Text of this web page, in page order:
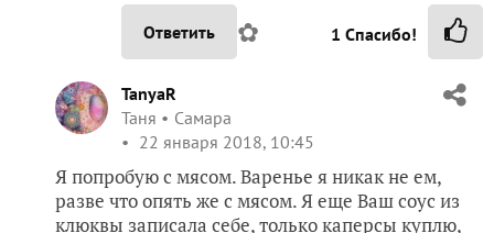
Ответить ✿ 1 Спасибо!
TanyaR
Таня
Самара
22 января 2018, 10:45
Я попробую с мясом. Варенье я никак не ем,
разве что опять же с мясом. Я еще Ваш соус из
клюквы записала себе, только каперсы куплю,